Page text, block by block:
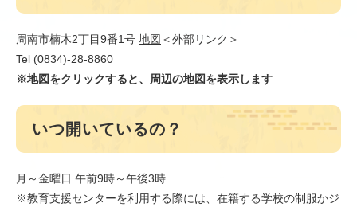
周南市楠木2丁目9番1号 地図 ＜外部リンク＞
Tel (0834)-28-8860
※地図をクリックすると、周辺の地図を表示します
いつ開いているの？
月～金曜日 午前9時～午後3時
※教育支援センターを利用する際には、在籍する学校の制服かジ